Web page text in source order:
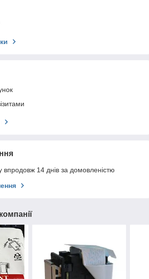
впродовж 14 днів за домовленістю